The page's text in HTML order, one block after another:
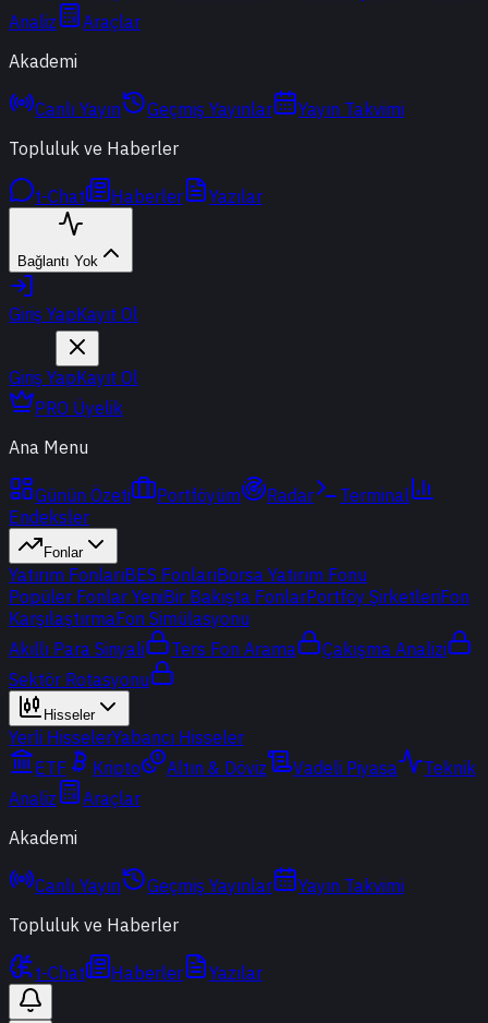
Analiz
Araçlar
Akademi
Canlı Yayın Geçmiş Yayınlar
Yayın Takvimi
Topluluk ve Haberler
t-Chat Haberler Yazılar
Bağlantı Yok
Giriş YapKayıt Ol
Giriş YapKayıt Ol
PRO Üyelik
Ana Menu
Günün Özeti Portföyüm Radar
Terminal
Endeksler
Fonlar
Yatırım FonlarıBES FonlarıBorsa Yatırım Fonu
Popüler Fonlar YeniBir Bakışta FonlarPortföy ŞirketleriFon
KarşılaştırmaFon Simülasyonu
Akıllı Para Sinyali
Ters Fon Arama
Çakışma Analizi
Sektör Rotasyonu
Hisseler
Yerli HisselerYabancı Hisseler
ETF
Kripto Altın & Döviz Vadeli Piyasa
Teknik
Analiz
Araçlar
Akademi
Canlı Yayın Geçmiş Yayınlar
Yayın Takvimi
Topluluk ve Haberler
t-Chat Haberler Yazılar